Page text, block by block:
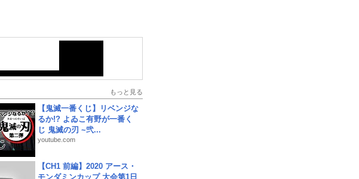
もっと見る
【鬼滅一番くじ】リベンジな
るか!? よゐこ有野が一番く
じ 鬼滅の刃 ~弐...
youtube.com
【CH1 前編】2020 アース・
モンダミンカップ 大会第1日